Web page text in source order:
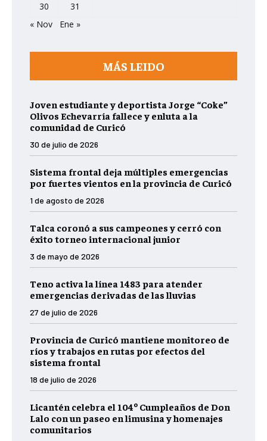
30
31
« Nov
Ene »
MÁS LEIDO
Joven estudiante y deportista Jorge “Coke”
Olivos Echevarría fallece y enluta a la
comunidad de Curicó
30 de julio de 2026
Sistema frontal deja múltiples emergencias
por fuertes vientos en la provincia de Curicó
1 de agosto de 2026
Talca coronó a sus campeones y cerró con
éxito torneo internacional junior
3 de mayo de 2026
Teno activa la línea 1483 para atender
emergencias derivadas de las lluvias
27 de julio de 2026
Provincia de Curicó mantiene monitoreo de
ríos y trabajos en rutas por efectos del
sistema frontal
18 de julio de 2026
Licantén celebra el 104º Cumpleaños de Don
Lalo con un paseo en limusina y homenajes
comunitarios